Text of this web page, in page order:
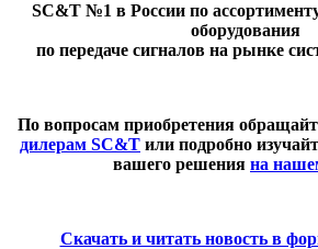
SC&T №1 в России по
оборудования
по передаче сигналов на рынке
По вопросам приобретения
дилерам SC&T или подробно
вашего решения на
Скачать и читать новость в